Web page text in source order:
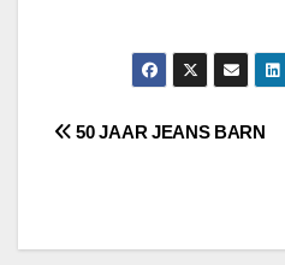
Bericht
50 JAAR JEANS BARN